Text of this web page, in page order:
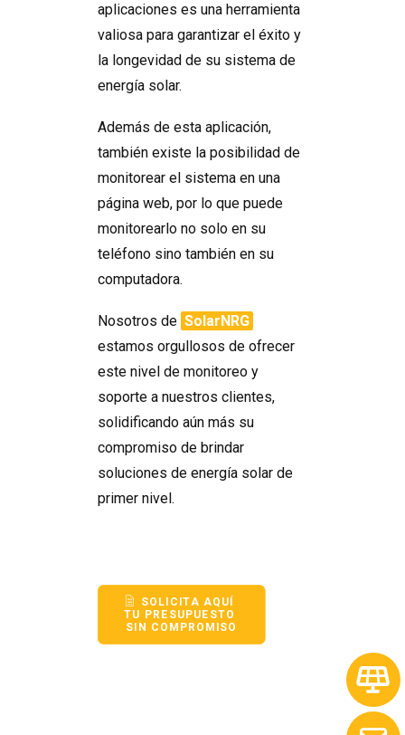
aplicaciones es una herramienta
valiosa para garantizar el éxito y
la longevidad de su sistema de
energía solar.
Además de esta aplicación,
también existe la posibilidad de
monitorear el sistema en una
página web, por lo que puede
monitorearlo no solo en su
teléfono sino también en su
computadora.
Nosotros de SolarNRG
estamos orgullosos de ofrecer
este nivel de monitoreo y
soporte a nuestros clientes,
solidificando aún más su
compromiso de brindar
soluciones de energía solar de
primer nivel.
SOLICITA AQUÍ
TU PRESUPUESTO
SIN COMPROMISO